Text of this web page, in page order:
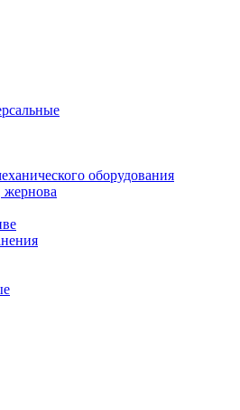
оборудования
жернова